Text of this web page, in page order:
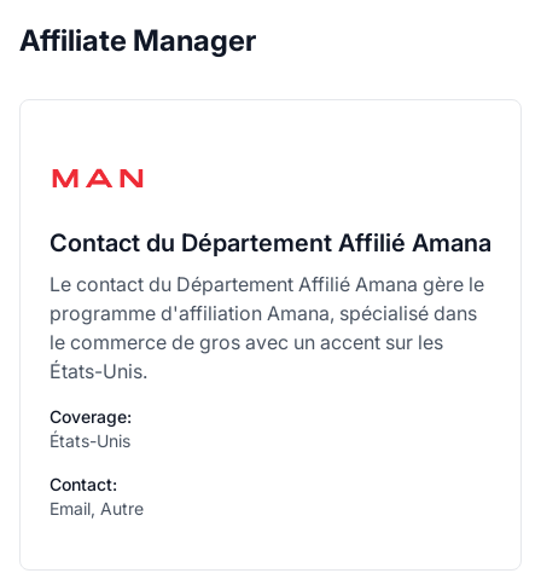
Affiliate Manager
Contact du Département Affilié Amana
Le contact du Département Affilié Amana gère le
programme d'affiliation Amana, spécialisé dans
le commerce de gros avec un accent sur les
États-Unis.
Coverage:
États-Unis
Contact:
Email, Autre